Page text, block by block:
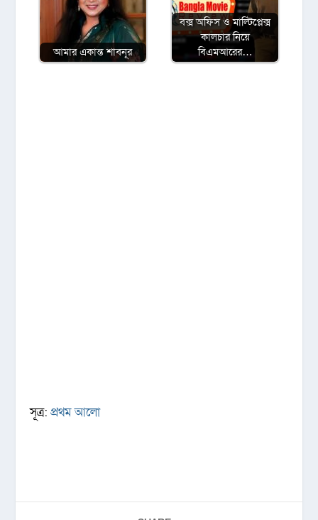
আমার একান্ত শাবনূর
বক্স অফিস ও মাল্টিপ্লেক্স
কালচার নিয়ে
বিএমআরের…
সূত্র:প্রথম আলো